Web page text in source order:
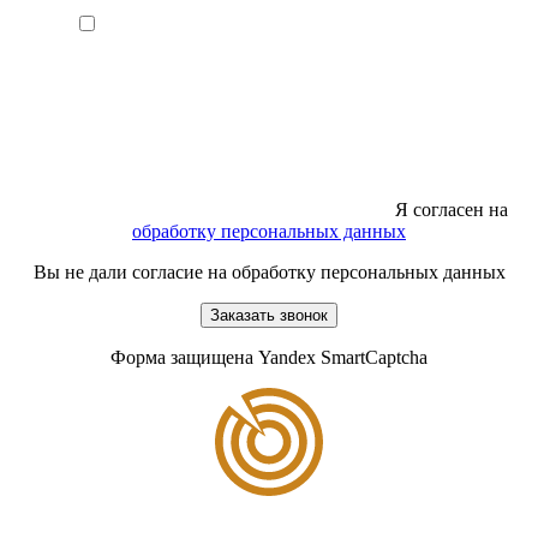
Я согласен на
обработку персональных данных
Вы не дали согласие на обработку персональных данных
Заказать звонок
Форма защищена Yandex SmartCaptcha